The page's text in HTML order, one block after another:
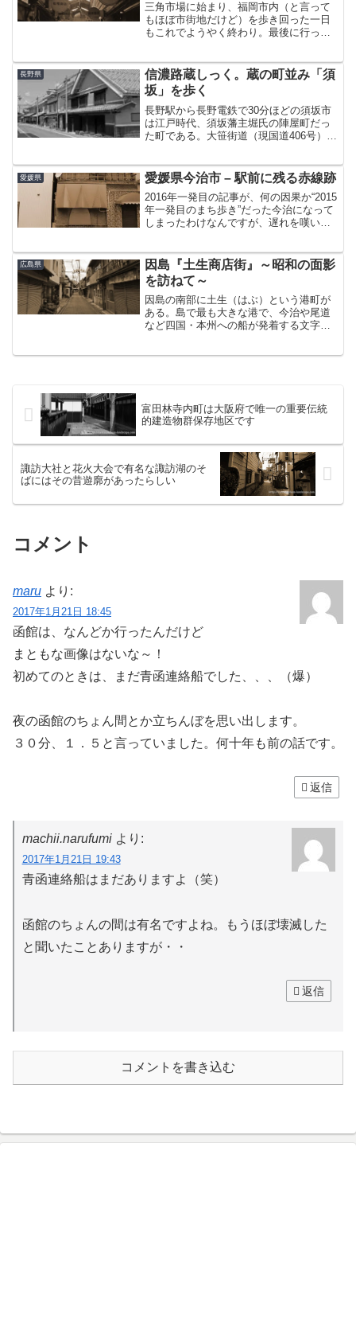
三角市場に始まり、福岡市内（と言って
もほぼ市街地だけど）を歩き回った一日
もこれでようやく終わり。最後に行った
らず、住宅街に埋没するかのように完全
に付近の下町風景に溶け込...
長野県
信濃路蔵しっく。蔵の町並み「須
坂」を歩く
長野駅から長野電鉄で30分ほどの須坂市
は江戸時代、須坂藩主堀氏の陣屋町だっ
た町である。大笹街道（現国道406号）、
ても栄えた。明治から昭和初期にかけて
は近代製糸業が発...
愛媛県 愛媛県今治市 – 駅前に残る赤線跡
2016年一発目の記事が、何の因果か“2015
年一発目のまち歩き”だった今治になって
しまったわけなんですが、遅れを嘆いた
を迎え、清々しい気分で向かった先はタ
オルの...
広島県
因島『土生商店街』～昭和の面影
を訪ねて～
因島の南部に土生（はぶ）という港町が
ある。島で最も大きな港で、今治や尾道
など四国・本州への船が発着する文字通
富田林寺内町は大阪府で唯一の重要伝統
的建造物群保存地区です
諏訪大社と花火大会で有名な諏訪湖のそ
ばにはその昔遊廓があったらしい
コメント
maru より:
2017年1月21日 18:45
函館は、なんどか行ったんだけど
まともな画像はないな～！
初めてのときは、まだ青函連絡船でした、、、（爆）
夜の函館のちょん間とか立ちんぼを思い出します。
３０分、１．５と言っていました。何十年も前の話です。
返信
machii.narufumi より:
2017年1月21日 19:43
青函連絡船はまだありますよ（笑）
函館のちょんの間は有名ですよね。もうほぼ壊滅した
と聞いたことありますが・・
返信
コメントを書き込む